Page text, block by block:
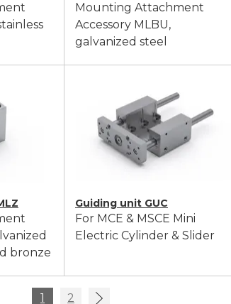
Mounting Attachment
Accessory MLBU,
galvanized steel
bronze
Guiding unit GUC
For MCE & MSCE Mini
Electric Cylinder & Slider
1 2